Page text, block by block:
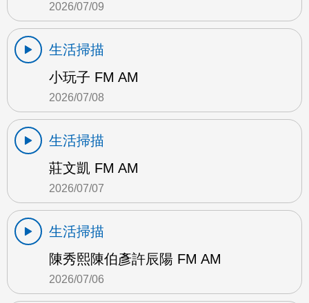
2026/07/09
生活掃描
小玩子 FM AM
2026/07/08
生活掃描
莊文凱 FM AM
2026/07/07
生活掃描
陳秀熙陳伯彥許辰陽 FM AM
2026/07/06